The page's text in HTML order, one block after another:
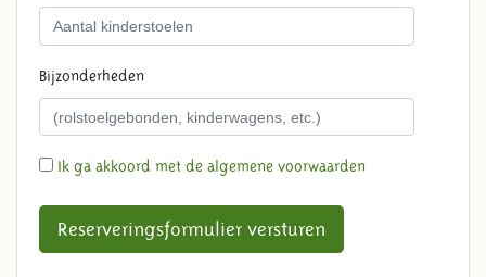
Bijzonderheden
Ik ga akkoord met de algemene voorwaarden
Reserveringsformulier versturen